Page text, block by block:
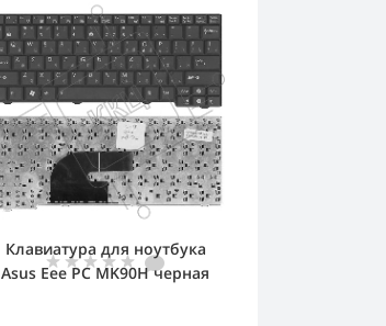
Клавиатура для ноутбука
Asus Eee PC MK90H черная